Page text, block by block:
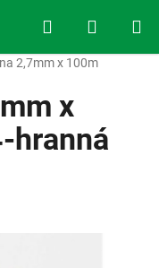
Hledat
KOŠÍK
2,7mm x 100m
x
hranná